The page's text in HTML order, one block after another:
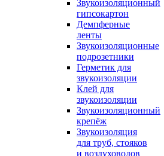
Звукоизоляционный
гипсокартон
Демпферные
ленты
Звукоизоляционные
подрозетники
Герметик для
звукоизоляции
Клей для
звукоизоляции
Звукоизоляционный
крепёж
Звукоизоляция
для труб, стояков
и воздуховодов